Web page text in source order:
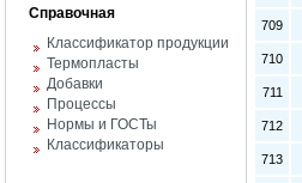
Справочная
Классификатор продукции
Термопласты
Добавки
Процессы
Нормы и ГОСТы
Классификаторы
709
710
711
712
713